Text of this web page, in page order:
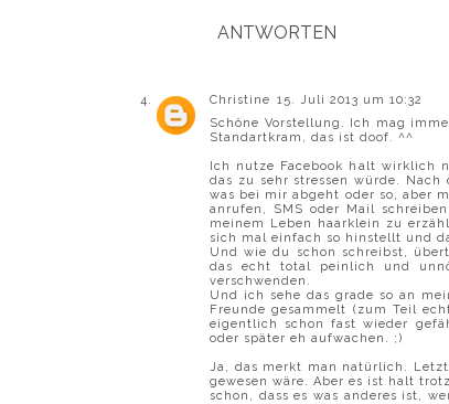
ANTWORTEN
Christine 15. Juli 2013 um 10:32
Schöne Vorstellung. Ich mag
Standartkram, das ist doof. ^^
Ich nutze Facebook halt wirklich
das zu sehr stressen würde.
was bei mir abgeht oder so, aber
anrufen, SMS oder Mail
meinem Leben haarklein zu
sich mal einfach so hinstellt und
Und wie du schon schreibst,
das echt total peinlich und
verschwenden.
Und ich sehe das grade so an
Freunde gesammelt (zum Teil
eigentlich schon fast wieder
oder später eh aufwachen. ;)
Ja, das merkt man natürlich.
gewesen wäre. Aber es ist halt
schon, dass es was anderes ist,